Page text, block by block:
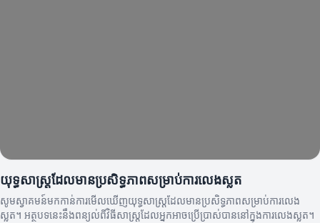
យុទ្ធសាស្ត្រដែលមានប្រសិទ្ធភាពសម្រាប់ការលេងស្លត
សូមស្វាគមន៍មកកាន់ការមើលឃើញយុទ្ធសាស្ត្រដែលមានប្រសិទ្ធភាពសម្រាប់ការលេង
ស្លត។ អត្ថបទនេះនឹងពន្យល់ពីវិធីសាស្ត្រដែលអ្នកអាចប្រើប្រាស់បាននៅក្នុងការលេងស្លត។